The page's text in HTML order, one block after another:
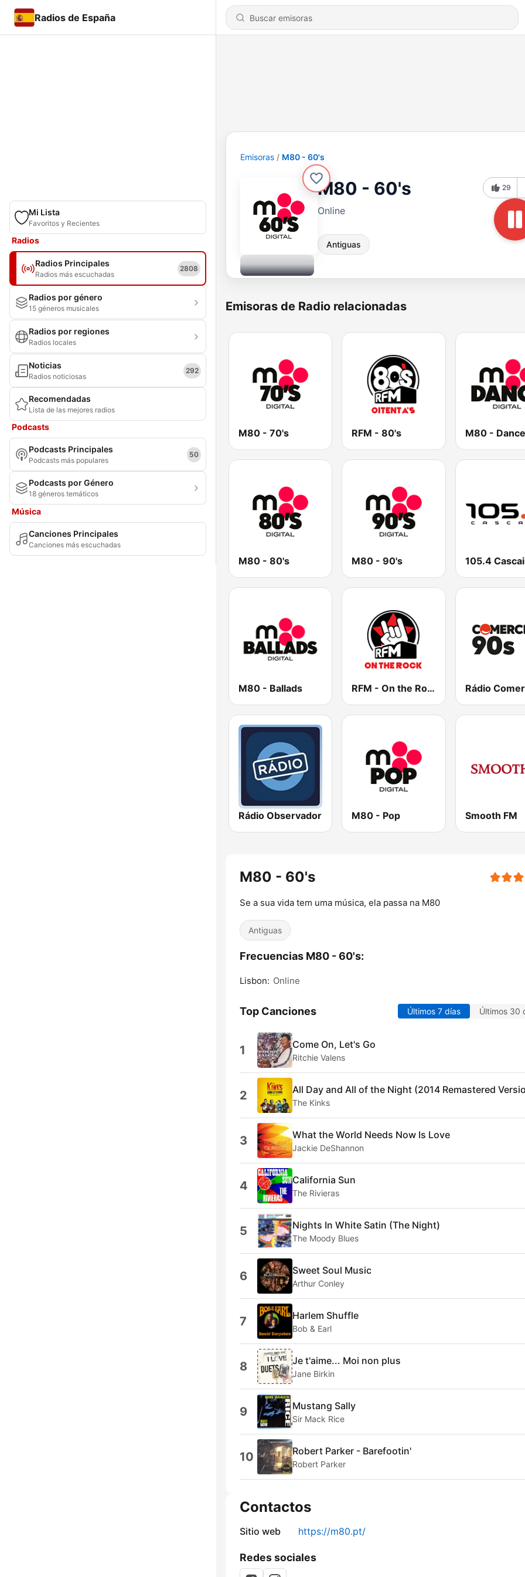
Radios de España
Mi Lista
Favoritos y Recientes
Radios
Radios Principales
Radios más escuchadas
2808
Radios por género
15 géneros musicales
Radios por regiones
Radios locales
Noticias
Radios noticiosas
292
Recomendadas
Lista de las mejores radios
Podcasts
Podcasts Principales
Podcasts más populares
50
Podcasts por Género
18 géneros temáticos
Música
Canciones Principales
Canciones más escuchadas
Emisoras M80 - 60's
M80 - 60's
Online
Antiguas
29
Emisoras de Radio relacionadas
M80 - 70's RFM - 80's M80 - Dance
M80 - 80's M80 - 90's 105.4
M80 - Ballads RFM - On the Rock
Rádio Observador M80 - Pop Smooth FM
M80 - 60's
Se a sua vida tem uma música, ela passa na M80
Antiguas
Frecuencias M80 - 60's:
Lisbon: Online
Top Canciones Últimos 7 días Últimos 30
1 Come On, Let's Go
Ritchie Valens
2 All Day and All of the Night (2014 Remastered
The Kinks
3 What the World Needs Now Is Love
Jackie DeShannon
4 California Sun
The Rivieras
5 Nights In White Satin (The Night)
The Moody Blues
6 Sweet Soul Music
Arthur Conley
7 Harlem Shuffle
Bob & Earl
8 Je t'aime... Moi non plus
Jane Birkin
9 Mustang Sally
Sir Mack Rice
10 Robert Parker - Barefootin'
Robert Parker
Contactos
Sitio web https://m80.pt/
Redes sociales